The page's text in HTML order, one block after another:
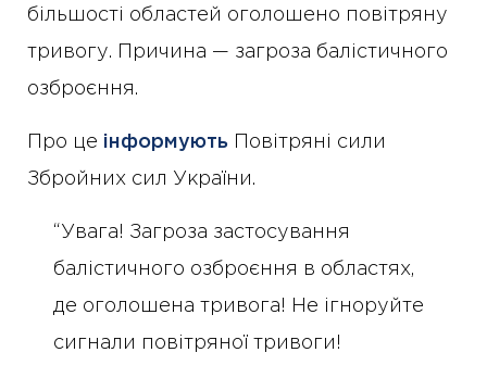
більшості областей оголошено повітряну
тривогу. Причина — загроза балістичного
озброєння.
Про це інформують Повітряні сили
Збройних сил України.
“Увага! Загроза застосування
балістичного озброєння в областях,
де оголошена тривога! Не ігноруйте
сигнали повітряної тривоги!